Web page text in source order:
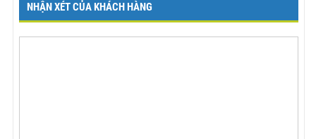
NHẬN XÉT CỦA KHÁCH HÀNG